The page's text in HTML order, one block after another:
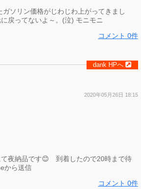
ソリン価格がじわじわ上がってきまし
戻ってないよ～。(泣) モニモニ
コメント 0件
dank HPへ
2020年05月26日 18:15
て夜納品です😊 到着したので20時まで待
から送信
コメント 0件